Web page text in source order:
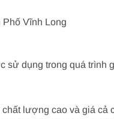
Phố Vĩnh Long
dụng trong quá trình
lượng cao và giá cả